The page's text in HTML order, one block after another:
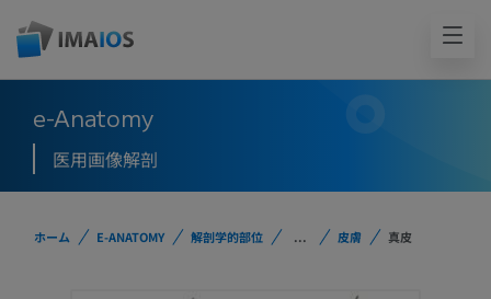
e-Anatomy
医用画像解剖
ホーム E-ANATOMY 解剖学的部位 ... 皮膚 真皮